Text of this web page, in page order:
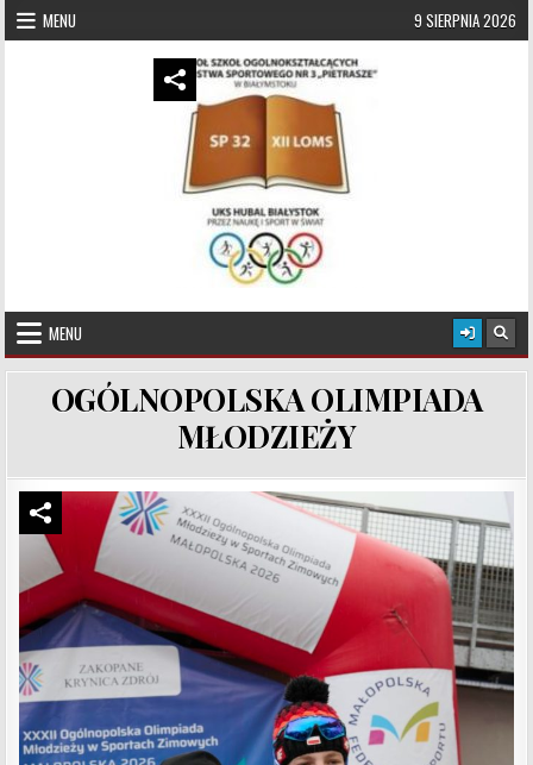
Skip to content
MENU 9 SIERPNIA 2026
UKS Hubal Białystok
MENU
OGÓLNOPOLSKA OLIMPIADA
MŁODZIEŻY